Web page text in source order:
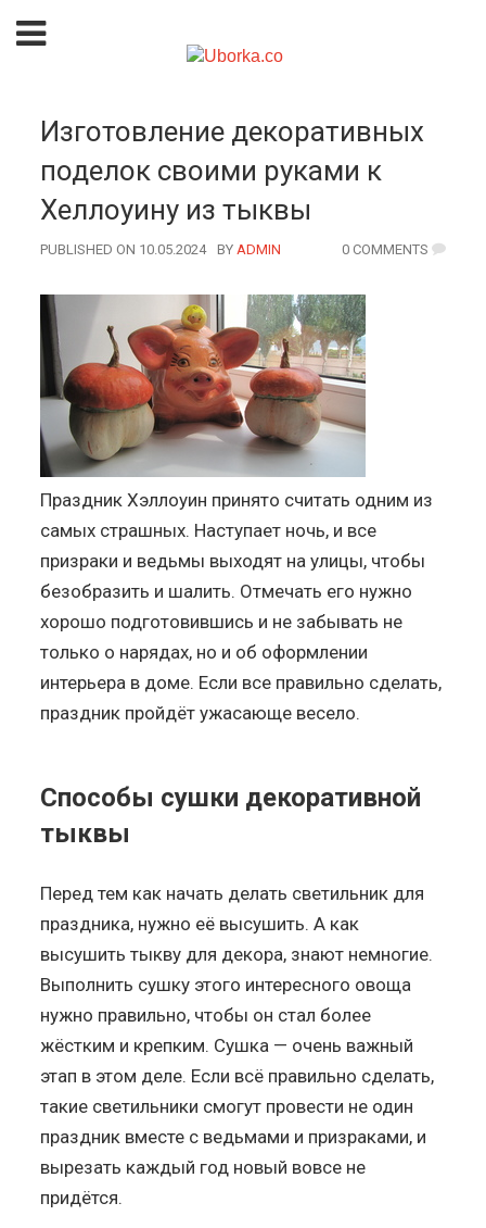
Изготовление декоративных
поделок своими руками к
Хеллоуину из тыквы
PUBLISHED ON 10.05.2024 BY AUTHOR
ADMIN 0 COMMENTS
Праздник Хэллоуин принято считать одним из
самых страшных. Наступает ночь, и все
призраки и ведьмы выходят на улицы, чтобы
безобразить и шалить. Отмечать его нужно
хорошо подготовившись и не забывать не
только о нарядах, но и об оформлении
интерьера в доме. Если все правильно сделать,
праздник пройдёт ужасающе весело.
Способы сушки декоративной
тыквы
Перед тем как начать делать светильник для
праздника, нужно её высушить. А как
высушить тыкву для декора, знают немногие.
Выполнить сушку этого интересного овоща
нужно правильно, чтобы он стал более
жёстким и крепким. Сушка — очень важный
этап в этом деле. Если всё правильно сделать,
такие светильники смогут провести не один
праздник вместе с ведьмами и призраками, и
вырезать каждый год новый вовсе не
придётся.